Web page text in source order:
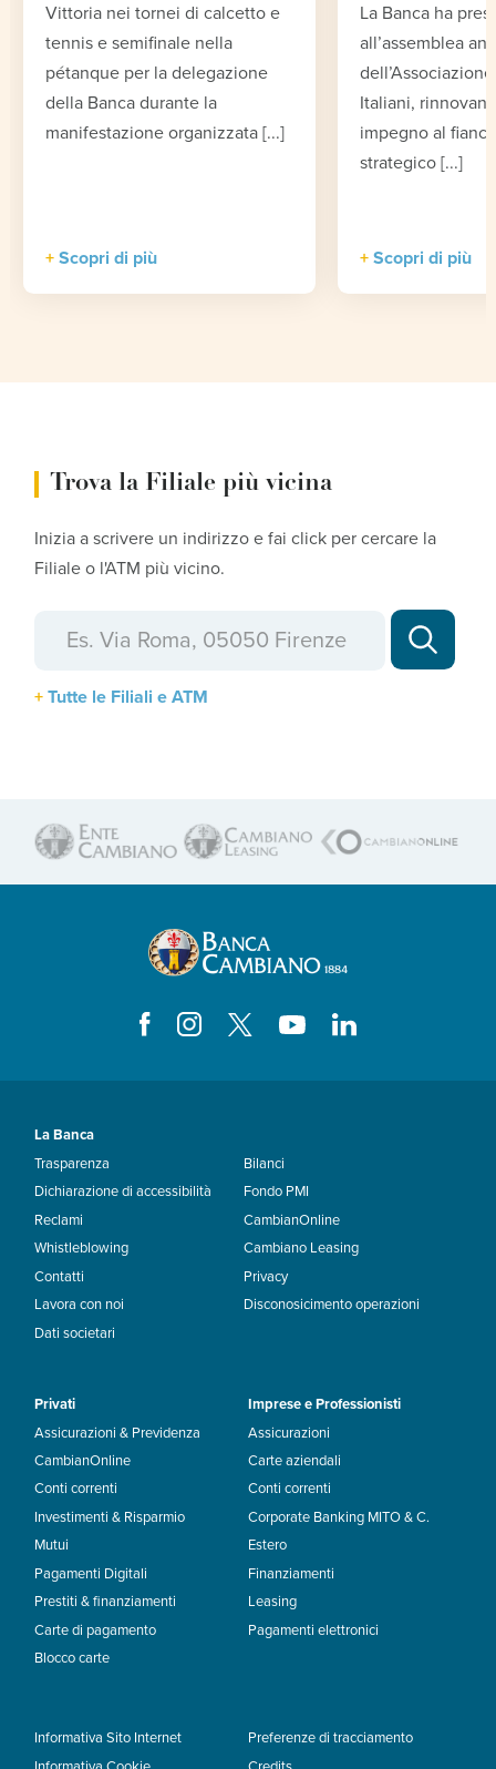
Vittoria nei tornei di calcetto e
tennis e semifinale nella
pétanque per la delegazione
della Banca durante la
manifestazione organizzata [...]
Scopri di più
La Banca ha
all’assemblea
Italiani,
impegno al
strategico [...]
Scopri di più
Trova la Filiale più vicina
Inizia a scrivere un indirizzo e fai click per cercare la
Filiale o l'ATM più vicino.
Tutte le Filiali e ATM
La Banca
Trasparenza
Dichiarazione di accessibilità
Reclami
Whistleblowing
Contatti
Lavora con noi
Dati societari
Bilanci
Fondo PMI
CambianOnline
Cambiano Leasing
Privacy
Disconosicimento operazioni
Privati
Assicurazioni & Previdenza
CambianOnline
Conti correnti
Investimenti & Risparmio
Mutui
Pagamenti Digitali
Prestiti & finanziamenti
Carte di pagamento
Blocco carte
Imprese e Professionisti
Assicurazioni
Carte aziendali
Conti correnti
Corporate Banking MITO & C.
Estero
Finanziamenti
Leasing
Pagamenti elettronici
Informativa Sito Internet
Preferenze di tracciamento